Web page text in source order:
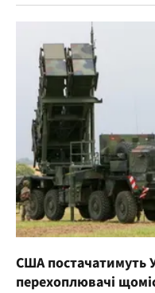
США постачатимуть
перехоплювачі